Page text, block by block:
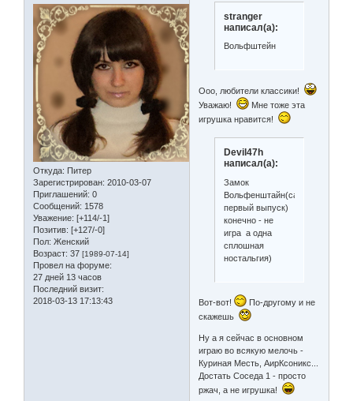
Откуда: Питер
Зарегистрирован: 2010-03-07
Приглашений: 0
Сообщений: 1578
Уважение: [+114/-1]
Позитив: [+127/-0]
Пол: Женский
Возраст: 37 [1989-07-14]
Провел на форуме:
27 дней 13 часов
Последний визит:
2018-03-13 17:13:43
stranger
написал(а):
Вольфштейн
Ооо, любители классики!
Уважаю!
Мне тоже эта
игрушка нравится!
Devil47h
написал(а):
Замок
Вольфенштайн(самый
первый выпуск)
конечно - не
игра а одна
сплошная
ностальгия)
Вот-вот!
По-другому и не
скажешь
Ну а я сейчас в основном
играю во всякую мелочь -
Куриная Месть, АирКсоникс...
Достать Соседа 1 - просто
ржач, а не игрушка!